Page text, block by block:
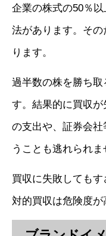
企業の株式の50％
法があります。そ
ります。
過半数の株を勝ち
す。結果的に買収
の支出や、証券会
うことも逃れられま
買収に失敗しても
対的買収は危険度が